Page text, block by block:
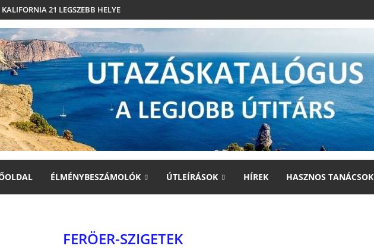
KALIFORNIA 21 LEGSZEBB HELYE
ÉLMÉNYBESZÁMOLÓK ÚTLEÍRÁSOK HÍREK HASZNOS TANÁCSOK
FERÖER-SZIGETEK